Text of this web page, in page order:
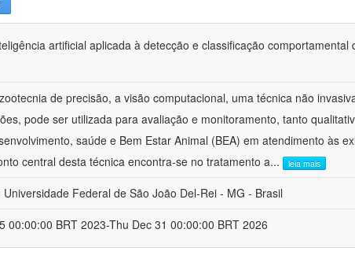
artificial aplicada à detecção e classificação comportamental
de precisão, a visão computacional, uma técnica não
pode ser utilizada para avaliação e monitoramento, tanto
saúde e Bem Estar Animal (BEA) em atendimento às
central desta técnica encontra-se no tratamento a... leia mais
Universidade Federal de São João Del-Rei - MG - Brasil
00:00:00 BRT 2023-Thu Dec 31 00:00:00 BRT 2026